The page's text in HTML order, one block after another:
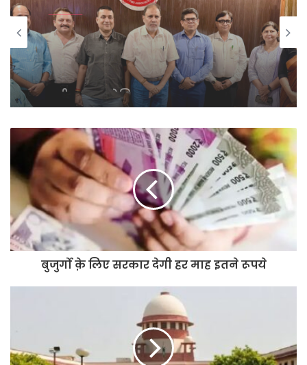
एजुकेशन
May 29, 2026
यूपी PMS एसोसिएशन चुनाव 2026-27 :
बदलाव और संगठनात्मक सुधार के एजेंडे के
साथ मैदान में उतरे डॉ. मनीष कुमार
श्रीवास्तव
बुजुर्गो क़े लिए सरकार देगी हर माह इतने रूपये